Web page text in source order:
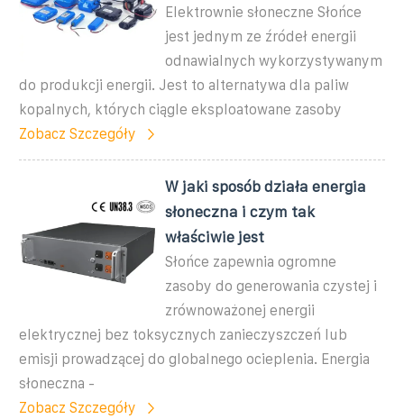
Elektrownie słoneczne Słońce
jest jednym ze źródeł energii
odnawialnych wykorzystywanym
do produkcji energii. Jest to alternatywa dla paliw
kopalnych, których ciągle eksploatowane zasoby
Zobacz Szczegóły
W jaki sposób działa energia
słoneczna i czym tak
właściwie jest
Słońce zapewnia ogromne
zasoby do generowania czystej i
zrównoważonej energii
elektrycznej bez toksycznych zanieczyszczeń lub
emisji prowadzącej do globalnego ocieplenia. Energia
słoneczna -
Zobacz Szczegóły